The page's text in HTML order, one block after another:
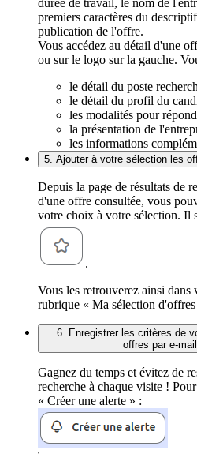
durée de travail, le nom de
premiers caractères du
publication de l'offre.
Vous accédez au détail d'une
ou sur le logo sur la gauche.
le détail du poste
le détail du profil du
les modalités pour
la présentation de
les informations
5. Ajouter à votre sélection les
Depuis la page de résultats de
d'une offre consultée, vous
votre choix à votre sélection. Il
.
Vous les retrouverez ainsi dans
rubrique « Ma sélection d'offres
6. Enregistrer les critères de
offres par e-
Gagnez du temps et évitez de
recherche à chaque visite !
« Créer une alerte » :